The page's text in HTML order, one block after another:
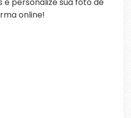
online!